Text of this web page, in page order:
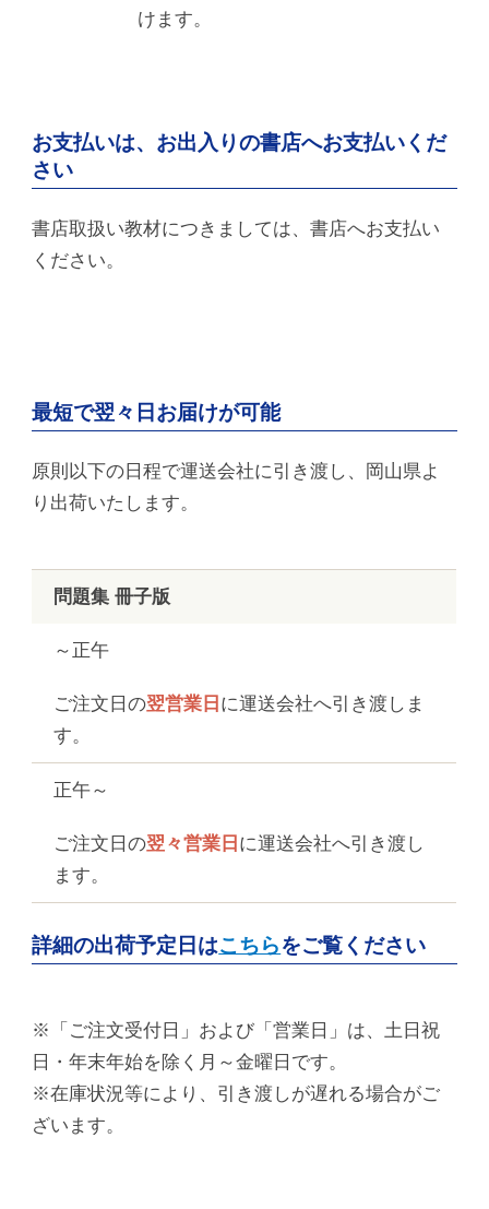
けます。
お支払いは、お出入りの書店へお支払いくだ
さい
書店取扱い教材につきましては、書店へお支払い
ください。
最短で翌々日お届けが可能
原則以下の日程で運送会社に引き渡し、岡山県よ
り出荷いたします。
問題集 冊子版
～正午
ご注文日の翌営業日に運送会社へ引き渡しま
す。
正午～
ご注文日の翌々営業日に運送会社へ引き渡し
ます。
詳細の出荷予定日はこちらをご覧ください
※「ご注文受付日」および「営業日」は、土日祝
日・年末年始を除く月～金曜日です。
※在庫状況等により、引き渡しが遅れる場合がご
ざいます。